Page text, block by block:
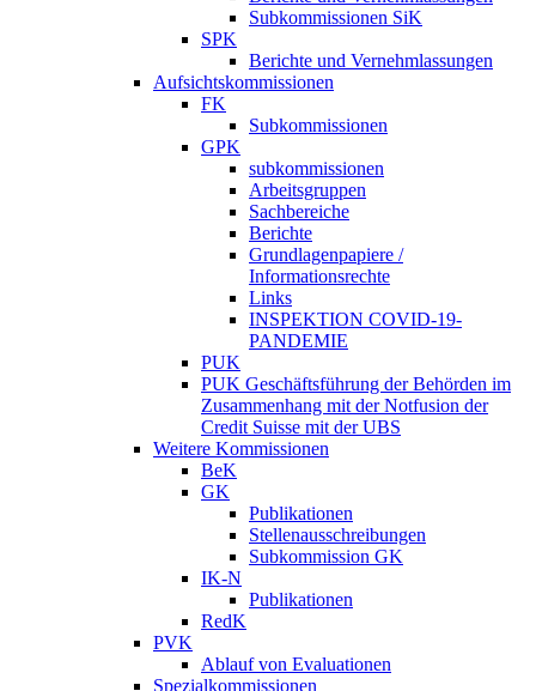
Subkommissionen SiK
SPK
Berichte und Vernehmlassungen
Aufsichtskommissionen
FK
Subkommissionen
GPK
subkommissionen
Arbeitsgruppen
Sachbereiche
Berichte
Grundlagenpapiere /
Informationsrechte
Links
INSPEKTION COVID-19-
PANDEMIE
PUK
PUK Geschäftsführung der Behörden im
Zusammenhang mit der Notfusion der
Credit Suisse mit der UBS
Weitere Kommissionen
BeK
GK
Publikationen
Stellenausschreibungen
Subkommission GK
IK-N
Publikationen
RedK
PVK
Ablauf von Evaluationen
Spezialkommissionen